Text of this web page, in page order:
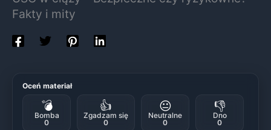
Fakty i mity
Oceń materiał
💣
Bomba
0
👍
Zgadzam się
0
😐
Neutralne
0
👎
Dno
0